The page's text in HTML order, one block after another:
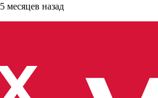
5 месяцев назад